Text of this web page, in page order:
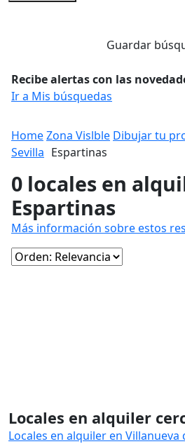
Guardar
Recibe alertas con las
Ir a Mis búsquedas
HomeZona Vislble Dibujar tu
Sevilla Espartinas
0 locales en
Espartinas
Más información sobre estos
Locales en alquiler
Locales en alquiler en Villanueva